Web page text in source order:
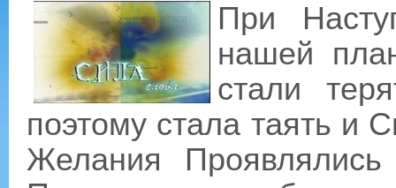
При
нашей
стали
поэтому стала таять и
Желания